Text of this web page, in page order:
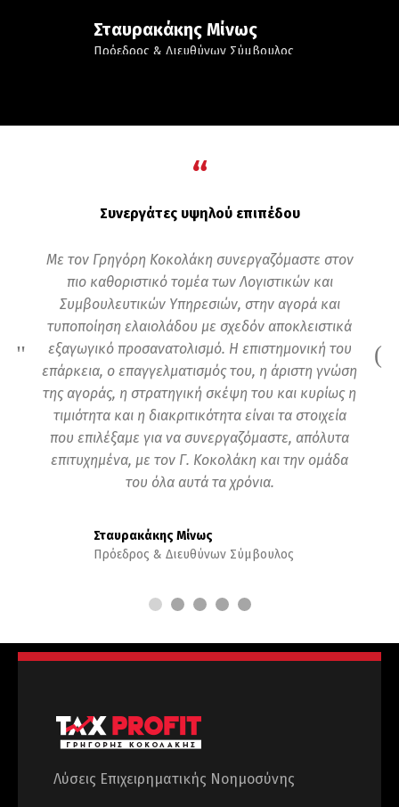
Σταυρακάκης Μίνως
Πρόεδρος & Διευθύνων Σύμβουλος
“
Συνεργάτες υψηλού επιπέδου
Με τον Γρηγόρη Κοκολάκη συνεργαζόμαστε στον
πιο καθοριστικό τομέα των Λογιστικών και
Συμβουλευτικών Υπηρεσιών, στην αγορά και
τυποποίηση ελαιολάδου με σχεδόν αποκλειστικά
εξαγωγικό προσανατολισμό. Η επιστημονική του
επάρκεια, ο επαγγελματισμός του, η άριστη γνώση
της αγοράς, η στρατηγική σκέψη του και κυρίως η
τιμιότητα και η διακριτικότητα είναι τα στοιχεία
που επιλέξαμε για να συνεργαζόμαστε, απόλυτα
επιτυχημένα, με τον Γ. Κοκολάκη και την ομάδα
του όλα αυτά τα χρόνια.
Σταυρακάκης Μίνως
Πρόεδρος & Διευθύνων Σύμβουλος
Λύσεις Επιχειρηματικής Νοημοσύνης